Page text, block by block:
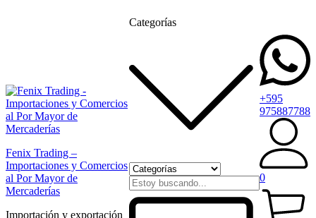
Fenix Trading –
Importaciones y Comercios
al Por Mayor de
Mercaderías
Importación y exportación
Categorías
+595
975887788
0